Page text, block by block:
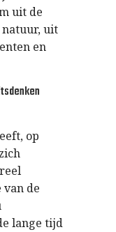
uit de
natuur, uit
en
op
de
lange tijd